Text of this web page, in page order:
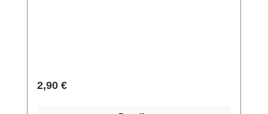
Regulärer Preis:
2,90 €